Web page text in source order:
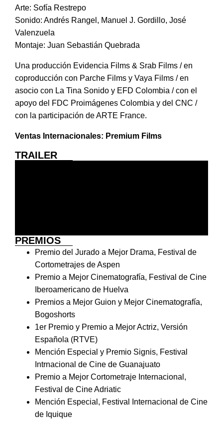
Arte: Sofía Restrepo
Sonido: Andrés Rangel, Manuel J. Gordillo, José
Valenzuela
Montaje: Juan Sebastián Quebrada
Una producción Evidencia Films & Srab Films / en
coproducción con Parche Films y Vaya Films / en
asocio con La Tina Sonido y EFD Colombia / con el
apoyo del FDC Proimágenes Colombia y del CNC /
con la participación de ARTE France.
Ventas Internacionales: Premium Films
TRAILER
PREMIOS
Premio del Jurado a Mejor Drama, Festival de
Cortometrajes de Aspen
Premio a Mejor Cinematografía, Festival de Cine
Iberoamericano de Huelva
Premios a Mejor Guion y Mejor Cinematografía,
Bogoshorts
1er Premio y Premio a Mejor Actriz, Versión
Española (RTVE)
Mención Especial y Premio Signis, Festival
Intrnacional de Cine de Guanajuato
Premio a Mejor Cortometraje Internacional,
Festival de Cine Adriatic
Mención Especial, Festival Internacional de Cine
de Iquique